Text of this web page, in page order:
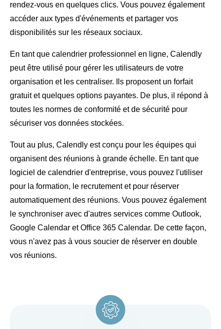
rendez-vous en quelques clics. Vous pouvez également
accéder aux types d'événements et partager vos
disponibilités sur les réseaux sociaux.
En tant que calendrier professionnel en ligne, Calendly
peut être utilisé pour gérer les utilisateurs de votre
organisation et les centraliser. Ils proposent un forfait
gratuit et quelques options payantes. De plus, il répond à
toutes les normes de conformité et de sécurité pour
sécuriser vos données stockées.
Tout au plus, Calendly est conçu pour les équipes qui
organisent des réunions à grande échelle. En tant que
logiciel de calendrier d'entreprise, vous pouvez l'utiliser
pour la formation, le recrutement et pour réserver
automatiquement des réunions. Vous pouvez également
le synchroniser avec d'autres services comme Outlook,
Google Calendar et Office 365 Calendar. De cette façon,
vous n'avez pas à vous soucier de réserver en double
vos réunions.